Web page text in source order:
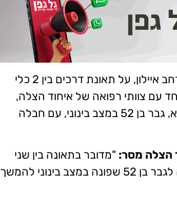
בשעה 10:41 התקבל דיווח במוקד 101 של מד"א במרחב איילון, על תאונת דרכים בין 2 כלי
עם צוותי רפואה של איחוד הצלה,
מעניקים טיפול רפואי ומפנים לבי"ח שמיר-אסף הרופא, גבר בן 52 במצב בינוני, עם חבלה
הצלה מסר: "מדובר בתאונה בין שני
כלי רכב, הענקתי טיפול רפואי ראשוני בזירת התאונה לגבר בן 52 שפונה במצב בינוני להמשך